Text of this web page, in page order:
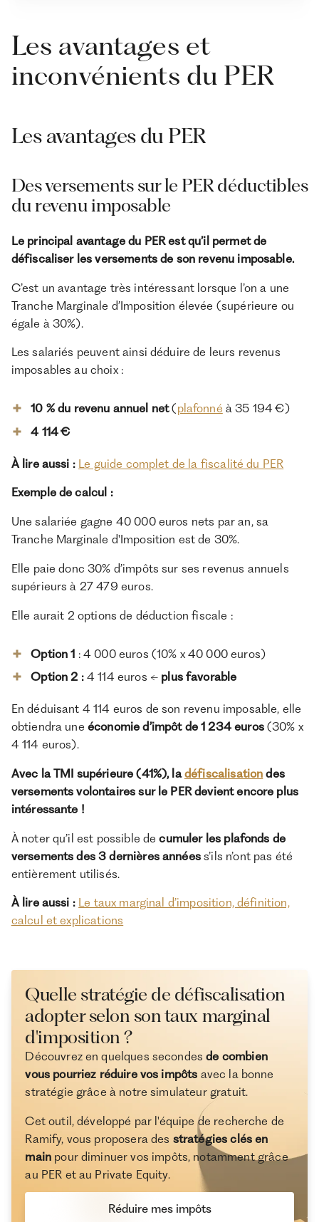
Les avantages et
inconvénients du PER
Les avantages du PER
Des versements sur le PER déductibles
du revenu imposable
Le principal avantage du PER est qu’il permet de
défiscaliser les versements de son revenu imposable.
C’est un avantage très intéressant lorsque l’on a une
Tranche Marginale d’Imposition élevée (supérieure ou
égale à 30%).
Les salariés peuvent ainsi déduire de leurs revenus
imposables au choix :
10 % du revenu annuel net(plafonné à 35 194 €)
4 114 €
À lire aussi : Le guide complet de la fiscalité du PER
Exemple de calcul :
Une salariée gagne 40 000 euros nets par an, sa
Tranche Marginale d'Imposition est de 30%.
Elle paie donc 30% d’impôts sur ses revenus annuels
supérieurs à 27 479 euros.
Elle aurait 2 options de déduction fiscale :
Option 1 : 4 000 euros (10% x 40 000 euros)
Option 2 :4 114 euros ← plus favorable
En déduisant 4 114 euros de son revenu imposable, elle
obtiendra une économie d’impôt de 1 234 euros (30% x
4 114 euros).
Avec la TMI supérieure (41%), ladéfiscalisation des
versements volontaires sur le PER devient encore plus
intéressante !
À noter qu’il est possible de cumuler les plafonds de
versements des 3 dernières annéess’ils n’ont pas été
entièrement utilisés.
À lire aussi : Le taux marginal d’imposition, définition,
calcul et explications
Quelle stratégie de défiscalisation
adopter selon son taux marginal
d'imposition ?
Découvrez en quelques secondesde combien
vous pourriez réduire vos impôts avec la bonne
stratégie grâce à notre simulateur gratuit.
Cet outil, développé par l'équipe de recherche de
Ramify, vous proposera des stratégies clés en
main pour diminuer vos impôts, notamment grâce
au PER et au Private Equity.
Réduire mes impôts